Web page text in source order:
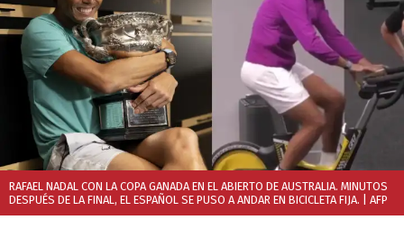
RAFAEL NADAL CON LA COPA GANADA EN EL ABIERTO DE AUSTRALIA. MINUTOS
DESPUÉS DE LA FINAL, EL ESPAÑOL SE PUSO A ANDAR EN BICICLETA FIJA.
| AFP